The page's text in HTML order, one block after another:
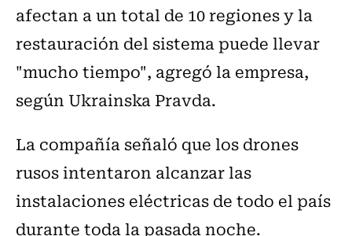
afectan a un total de 10 regiones y la
restauración del sistema puede llevar
"mucho tiempo", agregó la empresa,
según Ukrainska Pravda.
La compañía señaló que los drones
rusos intentaron alcanzar las
instalaciones eléctricas de todo el país
durante toda la pasada noche.